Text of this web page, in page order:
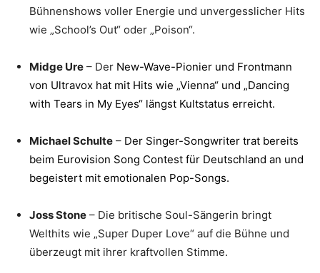
Bühnenshows voller Energie und unvergesslicher Hits
wie „School’s Out“ oder „Poison“.​
Midge Ure – Der New-Wave-Pionier und Frontmann
von Ultravox hat mit Hits wie „Vienna“ und „Dancing
with Tears in My Eyes“ längst Kultstatus erreicht.
Michael Schulte – Der Singer-Songwriter trat bereits
beim Eurovision Song Contest für Deutschland an und
begeistert mit emotionalen Pop-Songs.
Joss Stone – Die britische Soul-Sängerin bringt
Welthits wie „Super Duper Love“ auf die Bühne und
überzeugt mit ihrer kraftvollen Stimme.​